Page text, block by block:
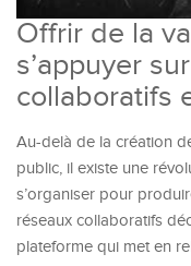
Offrir de la
s’appuyer
collaboratifs
Au-delà de la création
public, il existe une
s’organiser pour
réseaux collaboratifs
plateforme qui met en